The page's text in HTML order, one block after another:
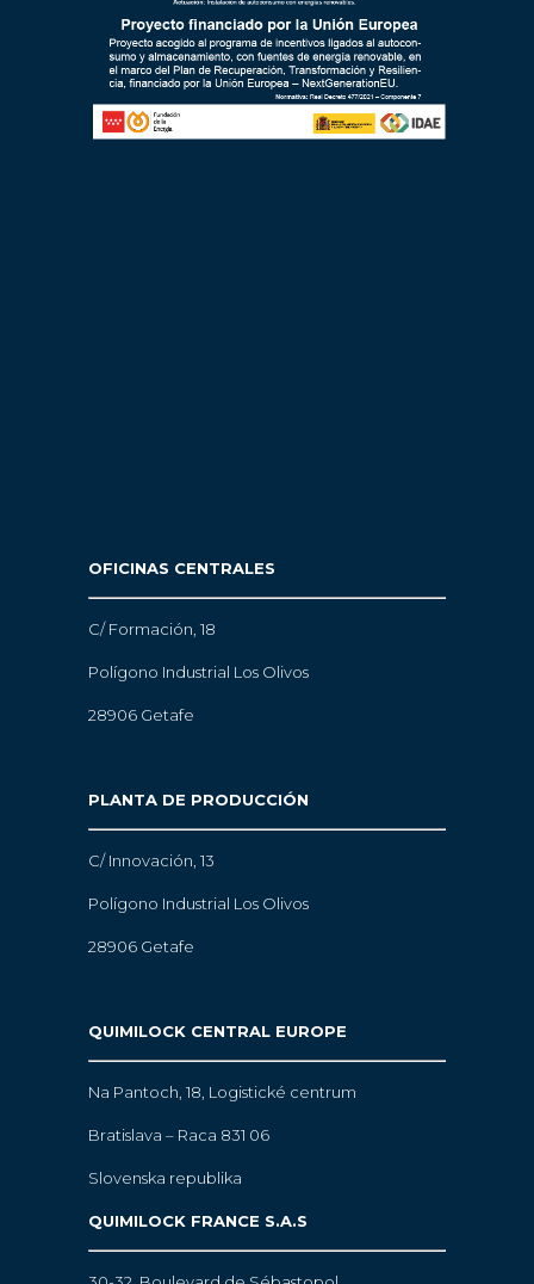
OFICINAS CENTRALES
C/ Formación, 18
Polígono Industrial Los Olivos
28906 Getafe
PLANTA DE PRODUCCIÓN
C/ Innovación, 13
Polígono Industrial Los Olivos
28906 Getafe
QUIMILOCK CENTRAL EUROPE
Na Pantoch, 18, Logistické centrum
Bratislava – Raca 831 06
Slovenska republika
QUIMILOCK FRANCE S.A.S